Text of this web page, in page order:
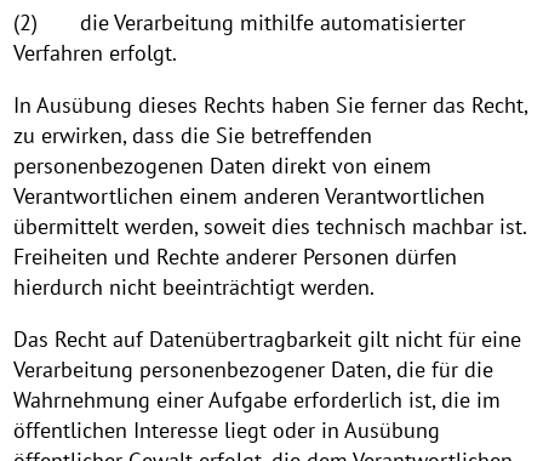
(2) die Verarbeitung mithilfe automatisierter
Verfahren erfolgt.
In Ausübung dieses Rechts haben Sie ferner das Recht,
zu erwirken, dass die Sie betreffenden
personenbezogenen Daten direkt von einem
Verantwortlichen einem anderen Verantwortlichen
übermittelt werden, soweit dies technisch machbar ist.
Freiheiten und Rechte anderer Personen dürfen
hierdurch nicht beeinträchtigt werden.
Das Recht auf Datenübertragbarkeit gilt nicht für eine
Verarbeitung personenbezogener Daten, die für die
Wahrnehmung einer Aufgabe erforderlich ist, die im
öffentlichen Interesse liegt oder in Ausübung